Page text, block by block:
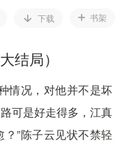
下载 书架
结局）
情况，对他并不是坏
可是好走得多，江真
”陈子云见状不禁轻